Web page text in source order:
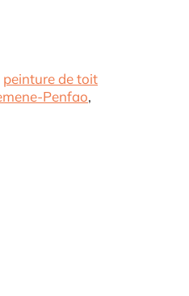
peinture de toit
Penfao,